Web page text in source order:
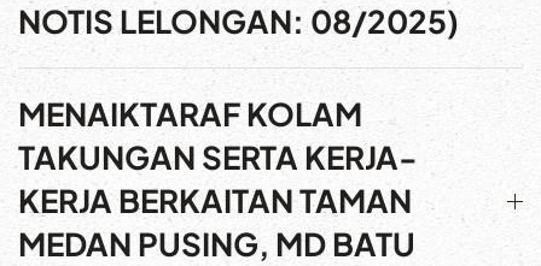
NOTIS LELONGAN: 08/2025)
MENAIKTARAF KOLAM
TAKUNGAN SERTA KERJA-
KERJA BERKAITAN TAMAN
MEDAN PUSING, MD BATU